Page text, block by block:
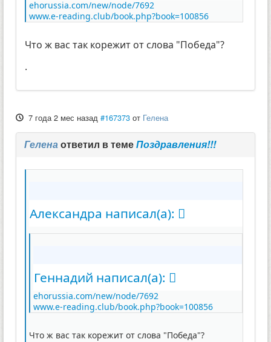
ehorussia.com/new/node/7692
www.e-reading.club/book.php?book=100856
Что ж вас так корежит от слова "Победа"?
.
7 года 2 мес назад #167373 от Гелена
Геленаответил в темеПоздравления!!!
Александра написал(а):
Геннадий написал(а):
ehorussia.com/new/node/7692
www.e-reading.club/book.php?book=100856
Что ж вас так корежит от слова "Победа"?